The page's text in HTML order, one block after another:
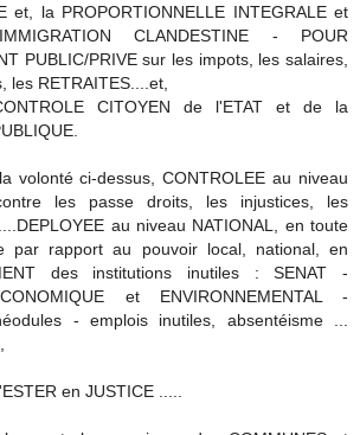
et, la PROPORTIONNELLE INTEGRALE et
CLANDESTINE - POUR
PUBLIC/PRIVE sur les impots, les salaires,
les RETRAITES....et,
CITOYEN de l'ETAT et de la
volonté ci-dessus, CONTROLEE au niveau
les passe droits, les injustices, les
au niveau NATIONAL, en toute
par rapport au pouvoir local, national, en
des institutions inutiles : SENAT -
et ENVIRONNEMENTAL -
- emplois inutiles, absentéisme ...
en JUSTICE .....